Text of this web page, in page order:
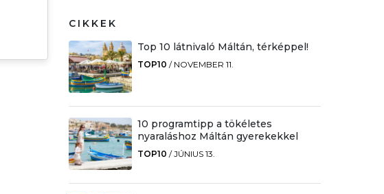
CIKKEK
Top 10 látnivaló Máltán, térképpel!
TOP10 / NOVEMBER 11.
10 programtipp a tökéletes
nyaraláshoz Máltán gyerekekkel
TOP10 /JÚNIUS 13.